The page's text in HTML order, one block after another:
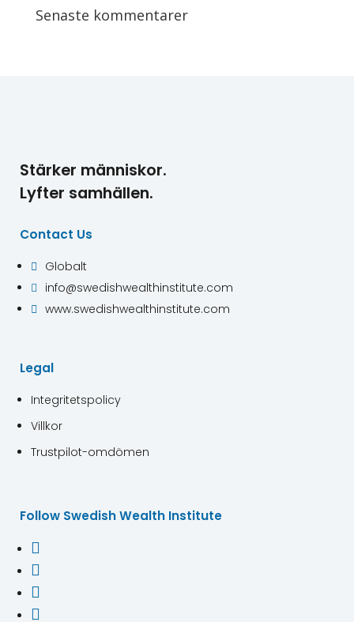
Senaste kommentarer
Stärker människor.
Lyfter samhällen.
Contact Us
 Globalt
 info@swedishwealthinstitute.com
 www.swedishwealthinstitute.com
Legal
Integritetspolicy
Villkor
Trustpilot-omdömen
Follow Swedish Wealth Institute



